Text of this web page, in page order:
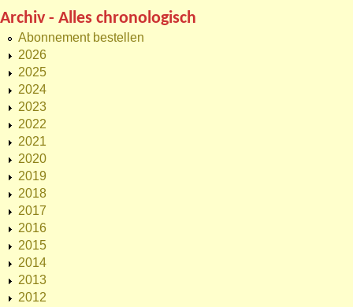
Archiv - Alles chronologisch
Abonnement bestellen
2026
2025
2024
2023
2022
2021
2020
2019
2018
2017
2016
2015
2014
2013
2012